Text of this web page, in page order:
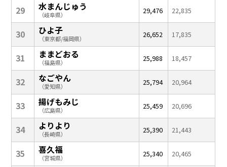
29 水まんじゅう
（岐阜県） 29,476 22,835
30 ひよ子
（東京都/福岡県） 26,652 17,835
31 ままどおる
（福島県） 25,988 18,457
32 なごやん
（愛知県） 25,794 20,964
33 揚げもみじ
（広島県） 25,459 20,696
34 よりより
（長崎県） 25,390 21,443
35 喜久福
（宮城県） 25,340 20,465